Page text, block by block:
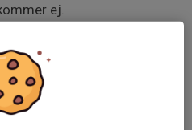
ej.
kommer, har anmält ett lag
vår messengergrupp och
göra den skarpa anmälan
gjort senast klockan 20:00